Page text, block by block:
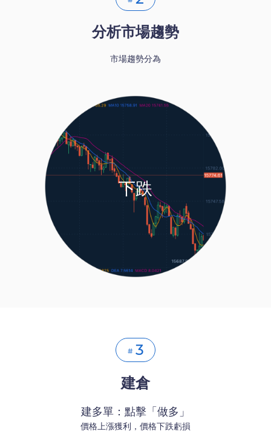
分析市場趨勢
市場趨勢分為
下跌
# 3
建倉
建多單：點擊「做多」
價格上漲獲利，價格下跌虧損